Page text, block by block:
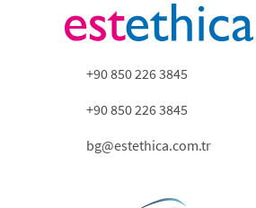
+90 850 226 3845
+90 850 226 3845
bg@estethica.com.tr